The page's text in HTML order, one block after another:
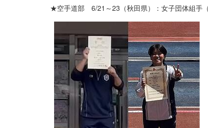
★空手道部 6/21～23（秋田県）：女子団体組手